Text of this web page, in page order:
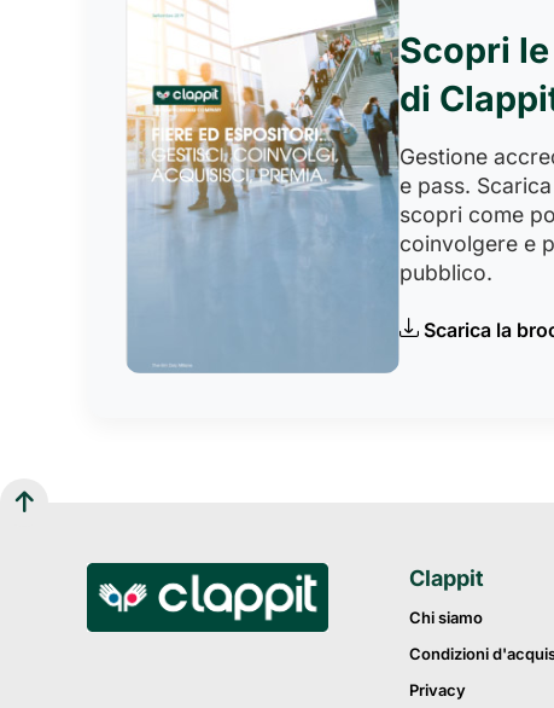
Scopri
di
Gestione
e pass.
scopri come
coinvolgere e
pubblico.
Scarica la
Clappit
Chi siamo
Condizioni
Privacy